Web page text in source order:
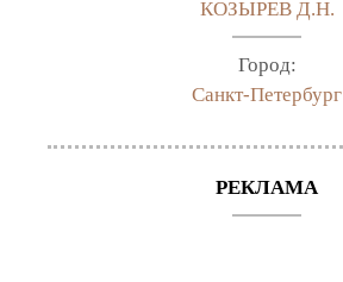
КОЗЫРЕВ Д.Н.
Город:
Санкт-Петербург
РЕКЛАМА